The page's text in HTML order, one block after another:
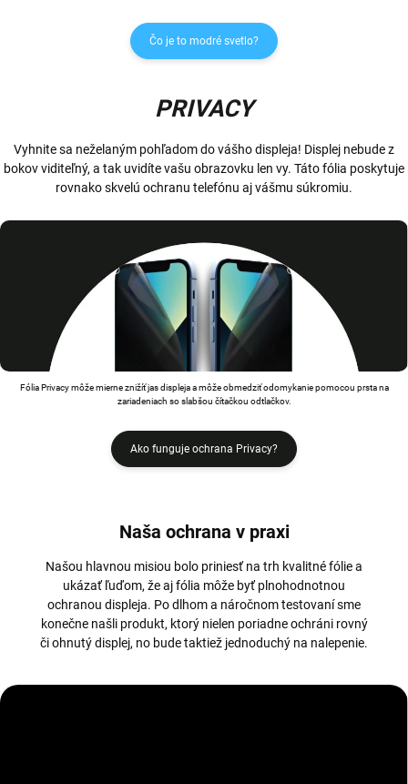
Čo je to modré svetlo?
PRIVACY
Vyhnite sa neželaným pohľadom do vášho displeja! Displej nebude z
bokov viditeľný, a tak uvidíte vašu obrazovku len vy. Táto fólia poskytuje
rovnako skvelú ochranu telefónu aj vášmu súkromiu.
Fólia Privacy môže mierne znižíť jas displeja a môže obmedziť odomykanie pomocou prsta na
zariadeniach so slabšou čítačkou odtlačkov.
Ako funguje ochrana Privacy?
Naša ochrana v praxi
Našou hlavnou misiou bolo priniesť na trh kvalitné fólie a
ukázať ľuďom, že aj fólia môže byť plnohodnotnou
ochranou displeja. Po dlhom a náročnom testovaní sme
konečne našli produkt, ktorý nielen poriadne ochráni rovný
či ohnutý displej, no bude taktiež jednoduchý na nalepenie.